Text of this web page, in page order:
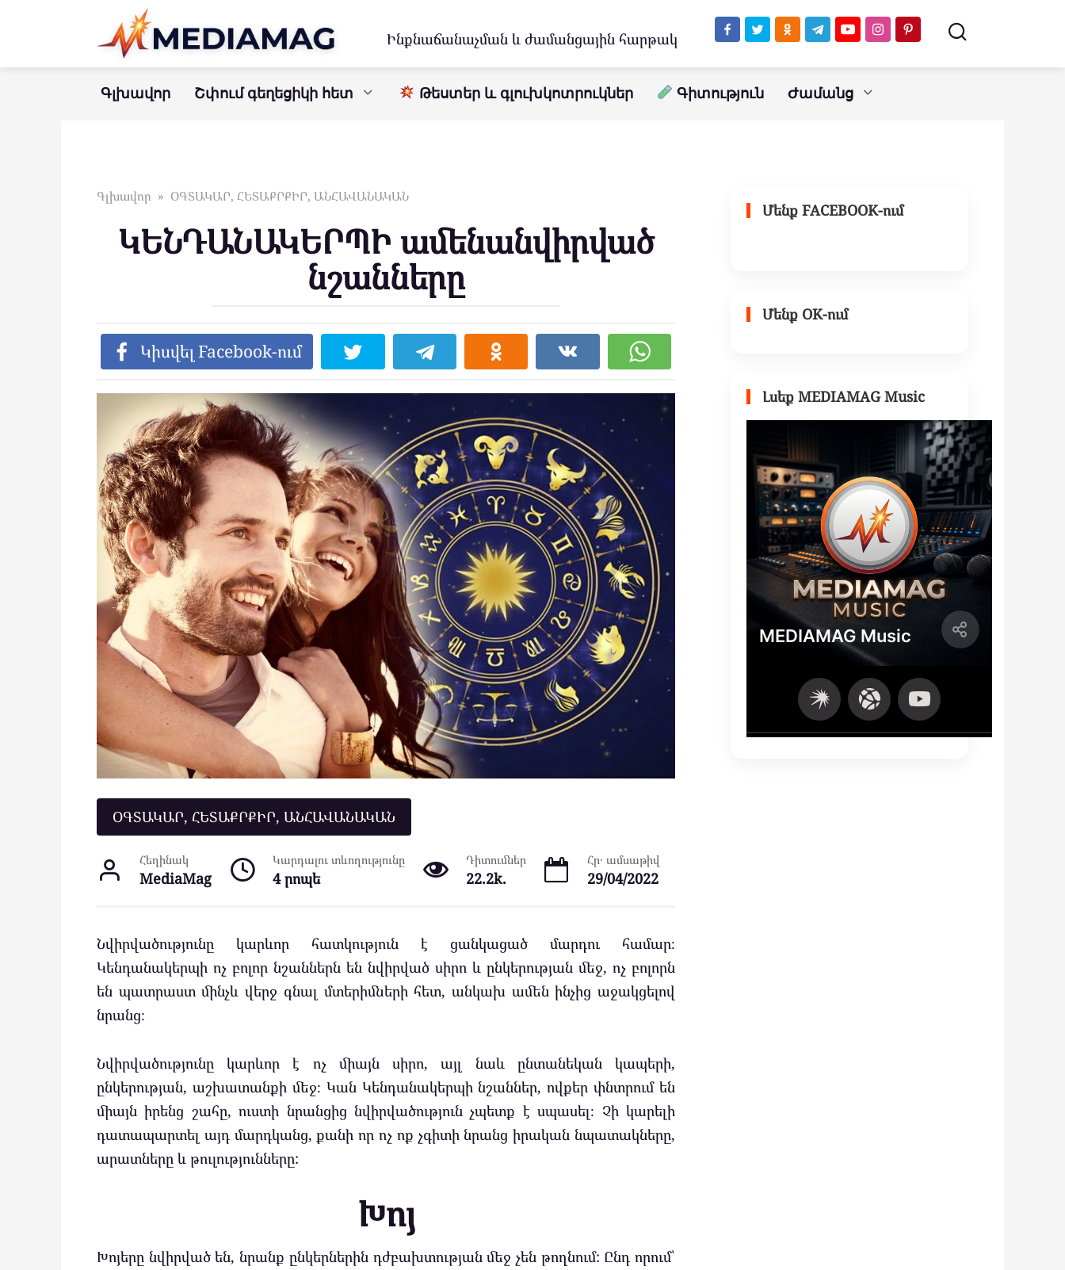
Ինքնաճանաչման և ժամանցային հարթակ
Գլխավոր Շփում գեղեցիկի հետ Թեստեր և գլուխկոտրուկներ Գիտություն Ժամանց
Գլխավոր » ՕԳՏԱԿԱՐ, ՀԵՏԱՔՐՔԻՐ, ԱՆՀԱՎԱՆԱԿԱՆ
ԿԵՆԴԱՆԱԿԵՐՊԻ ամենանվիրված
նշանները
Կիսվել Facebook-ում
ՕԳՏԱԿԱՐ, ՀԵՏԱՔՐՔԻՐ, ԱՆՀԱՎԱՆԱԿԱՆ
Հեղինակ
MediaMag
Կարդալու տևողությունը
4 րոպե
Դիտումներ
22.2k.
Հր․ ամսաթիվ
29/04/2022
Նվիրվածությունը կարևոր հատկություն է ցանկացած մարդու համար։
Կենդանակերպի ոչ բոլոր նշաններն են նվիրված սիրո և ընկերության մեջ, ոչ բոլորն
են պատրաստ մինչև վերջ գնալ մտերիմների հետ, անկախ ամեն ինչից աջակցելով
նրանց։
Նվիրվածությունը կարևոր է ոչ միայն սիրո, այլ նաև ընտանեկան կապերի,
ընկերության, աշխատանքի մեջ։ Կան Կենդանակերպի նշաններ, ովքեր փնտրում են
միայն իրենց շահը, ուստի նրանցից նվիրվածություն չպետք է սպասել։ Չի կարելի
դատապարտել այդ մարդկանց, քանի որ ոչ ոք չգիտի նրանց իրական նպատակները,
արատները և թուլությունները:
Խոյ
Խոյերը նվիրված են, նրանք ընկերներին դժբախտության մեջ չեն թողնում: Ընդ որում՝
Մենք FACEBOOK-ում
Մենք OK-ում
Լսեք MEDIAMAG Music